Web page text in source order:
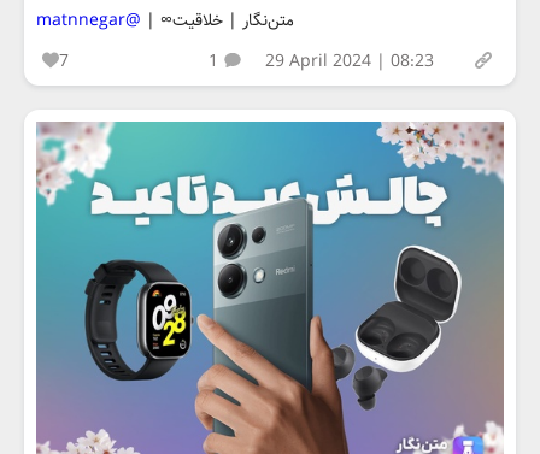
متن‌نگار | خلاقیت∞ | @matnnegar
7
1 29 April 2024 | 08:23